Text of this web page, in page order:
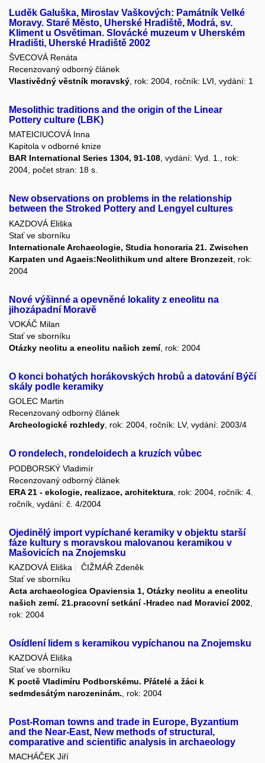
Luděk Galuška, Miroslav Vaškových: Památník Velké
Moravy. Staré Město, Uherské Hradiště, Modrá, sv.
Kliment u Osvětiman. Slovácké muzeum v Uherském
Hradišti, Uherské Hradiště 2002
ŠVECOVÁ Renáta
Recenzovaný odborný článek
Vlastivědný věstník moravský , rok: 2004, ročník: LVI, vydání: 1
Mesolithic traditions and the origin of the Linear
Pottery culture (LBK)
MATEICIUCOVÁ Inna
Kapitola v odborné knize
BAR International Series 1304, 91-108, vydání: Vyd. 1., rok:
2004, počet stran: 18 s.
New observations on problems in the relationship
between the Stroked Pottery and Lengyel cultures
KAZDOVÁ Eliška
Stať ve sborníku
Internationale Archaeologie, Studia honoraria 21. Zwischen
Karpaten und Agaeis:Neolithikum und altere Bronzezeit , rok:
2004
Nové výšinné a opevněné lokality z eneolitu na
jihozápadní Moravě
VOKÁČ Milan
Stať ve sborníku
Otázky neolitu a eneolitu našich zemí, rok: 2004
O konci bohatých horákovských hrobů a datování Býčí
skály podle keramiky
GOLEC Martin
Recenzovaný odborný článek
Archeologické rozhledy, rok: 2004, ročník: LV, vydání: 2003/4
O rondelech, rondeloidech a kruzích vůbec
PODBORSKÝ Vladimír
Recenzovaný odborný článek
ERA 21 - ekologie, realizace, architektura , rok: 2004, ročník: 4.
ročník, vydání: č. 4/2004
Ojedinělý import vypíchané keramiky v objektu starší
fáze kultury s moravskou malovanou keramikou v
Mašovicích na Znojemsku
KAZDOVÁ Eliška
ČIŽMÁŘ Zdeněk
Stať ve sborníku
Acta archaeologica Opaviensia 1, Otázky neolitu a eneolitu
našich zemí. 21.pracovní setkání -Hradec nad Moravicí 2002
rok: 2004
Osídlení lidem s keramikou vypíchanou na Znojemsku
KAZDOVÁ Eliška
Stať ve sborníku
K poctě Vladimíru Podborskému. Přátelé a žáci k
sedmdesátým narozeninám. , rok: 2004
Post-Roman towns and trade in Europe, Byzantium
and the Near-East, New methods of structural,
comparative and scientific analysis in archaeology
MACHÁČEK Jiří